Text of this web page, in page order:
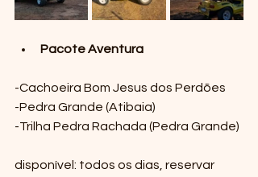
Pacote Aventura
-Cachoeira Bom Jesus dos Perdões
-Pedra Grande (Atibaia)
-Trilha Pedra Rachada (Pedra Grande)
disponível: todos os dias, reservar